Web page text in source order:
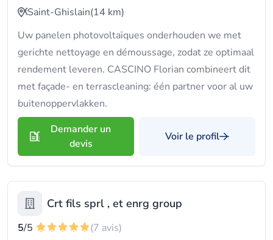
Saint-Ghislain(14 km)
Uw panelen photovoltaïques onderhouden we met
gerichte nettoyage en démoussage, zodat ze optimaal
rendement leveren. CASCINO Florian combineert dit
met façade- en terrascleaning: één partner voor al uw
buitenoppervlakken.
Demander un
devis
Voir le profil
Crt fils sprl , et enrg group
5/5
(7 avis)